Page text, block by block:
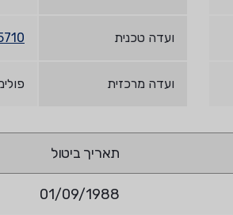
ועדה טכנית
ועדה מרכזית
תאריך ביטול
01/09/1988